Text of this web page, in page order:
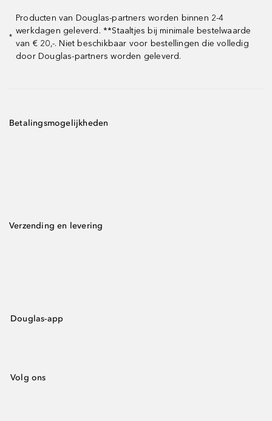
*
Producten van Douglas-partners worden binnen 2-4
werkdagen geleverd. **Staaltjes bij minimale bestelwaarde
van € 20,-. Niet beschikbaar voor bestellingen die volledig
door Douglas-partners worden geleverd.
Betalingsmogelijkheden
Verzending en levering
Douglas-app
Volg ons